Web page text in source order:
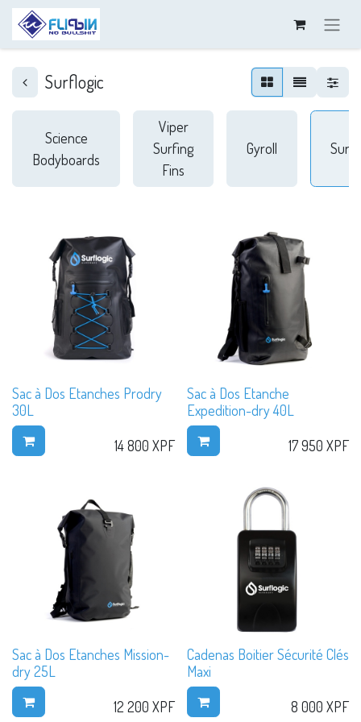
Surflogic
Science
Bodyboards
Viper
Surfing
Fins
Gyroll
Sac à Dos Etanches Prodry
30L
14 800 XPF
Sac à Dos Etanche
Expedition-dry 40L
17 950 XPF
Sac à Dos Etanches Mission-
dry 25L
12 200 XPF
Cadenas Boitier Sécurité Clés
Maxi
8 000 XPF